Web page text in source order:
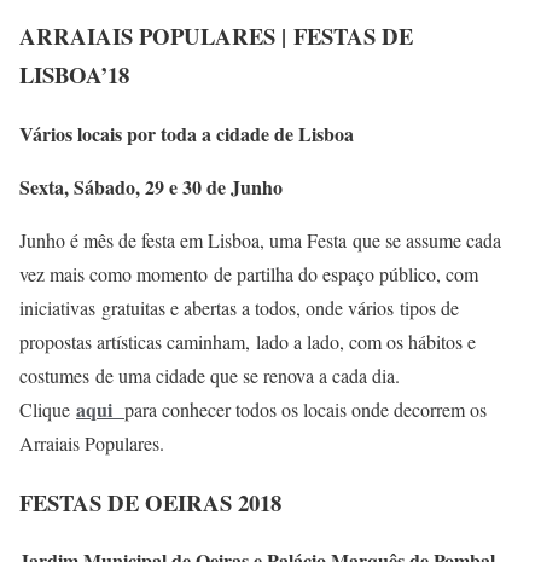
ARRAIAIS POPULARES | FESTAS DE
LISBOA’18
Vários locais por toda a cidade de Lisboa
Sexta, Sábado, 29 e 30 de Junho
Junho é mês de festa em Lisboa, uma Festa que se assume cada
vez mais como momento de partilha do espaço público, com
iniciativas gratuitas e abertas a todos, onde vários tipos de
propostas artísticas caminham, lado a lado, com os hábitos e
costumes de uma cidade que se renova a cada dia.
Clique aqui para conhecer todos os locais onde decorrem os
Arraiais Populares.
FESTAS DE OEIRAS 2018